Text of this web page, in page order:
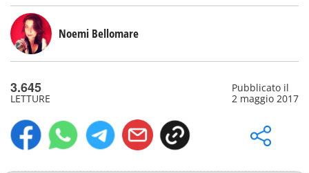
Noemi Bellomare
3.645
LETTURE
Pubblicato il
2 maggio 2017